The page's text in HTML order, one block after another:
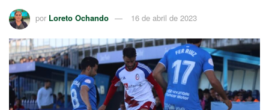
por Loreto Ochando 16 de abril de 2023